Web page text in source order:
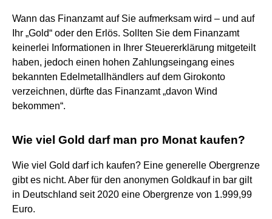
Wann das Finanzamt auf Sie aufmerksam wird – und auf
Ihr „Gold“ oder den Erlös. Sollten Sie dem Finanzamt
keinerlei Informationen in Ihrer Steuererklärung mitgeteilt
haben, jedoch einen hohen Zahlungseingang eines
bekannten Edelmetallhändlers auf dem Girokonto
verzeichnen, dürfte das Finanzamt „davon Wind
bekommen“.
Wie viel Gold darf man pro Monat kaufen?
Wie viel Gold darf ich kaufen? Eine generelle Obergrenze
gibt es nicht. Aber für den anonymen Goldkauf in bar gilt
in Deutschland seit 2020 eine Obergrenze von 1.999,99
Euro.